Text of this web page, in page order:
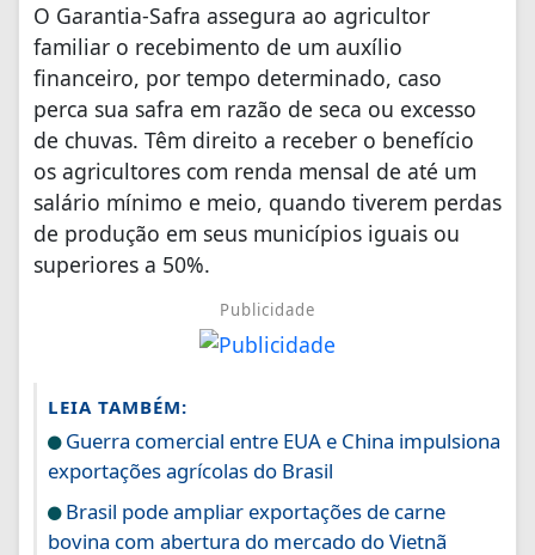
O Garantia-Safra assegura ao agricultor
familiar o recebimento de um auxílio
financeiro, por tempo determinado, caso
perca sua safra em razão de seca ou excesso
de chuvas. Têm direito a receber o benefício
os agricultores com renda mensal de até um
salário mínimo e meio, quando tiverem perdas
de produção em seus municípios iguais ou
superiores a 50%.
Publicidade
LEIA TAMBÉM:
Guerra comercial entre EUA e China impulsiona
exportações agrícolas do Brasil
Brasil pode ampliar exportações de carne
bovina com abertura do mercado do Vietnã